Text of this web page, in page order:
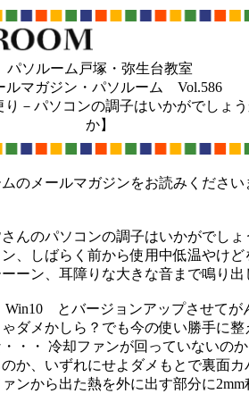
パソルーム戸塚・弥生台教室
ルマガジン・パソルーム Vol.586
り－パソコンの調子はいかがでしょ
か】
のメールマガジンをお読みくださ
んのパソコンの調子はいかがでしょ
、しばらく前から使用中低温やけ
ーン、耳障りな大きな音まで鳴り出
とバージョンアップさせてが
ダメかしら？でも今の使い勝手に
・・ 冷却ファンが回っていないの
か、いずれにせよダメもとで裏面
ンから出た熱を外に出す部分に